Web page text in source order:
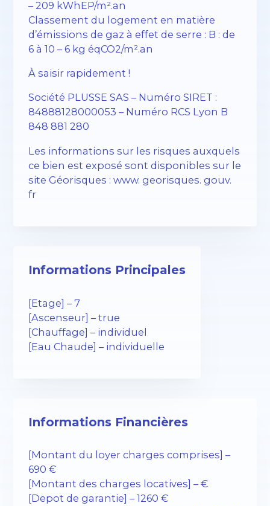
– 209 kWhEP/m².an
Classement du logement en matière
d’émissions de gaz à effet de serre : B : de
6 à 10 – 6 kg éqCO2/m².an
À saisir rapidement !
Société PLUSSE SAS – ​​Numéro SIRET :
84888128000053 – Numéro RCS Lyon B
848 881 280
Les informations sur les risques auxquels
ce bien est exposé sont disponibles sur le
site Géorisques : www. georisques. gouv.
fr
Informations Principales
[Etage] – 7
[Ascenseur] – true
[Chauffage] – individuel
[Eau Chaude] – individuelle
Informations Financières
[Montant du loyer charges comprises] –
690 €
[Montant des charges locatives] – €
[Depot de garantie] – 1260 €